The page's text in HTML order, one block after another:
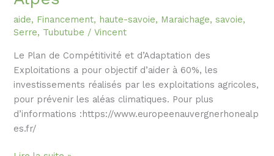
aide, Financement, haute-savoie, Maraichage,savoie,
Serre, Tubutube /Vincent
Le Plan de Compétitivité et d’Adaptation des
Exploitations a pour objectif d’aider à 60%, les
investissements réalisés par les exploitations agricoles,
pour prévenir les aléas climatiques. Pour plus
d’informations :https://www.europeenauvergnerhonealp
es.fr/